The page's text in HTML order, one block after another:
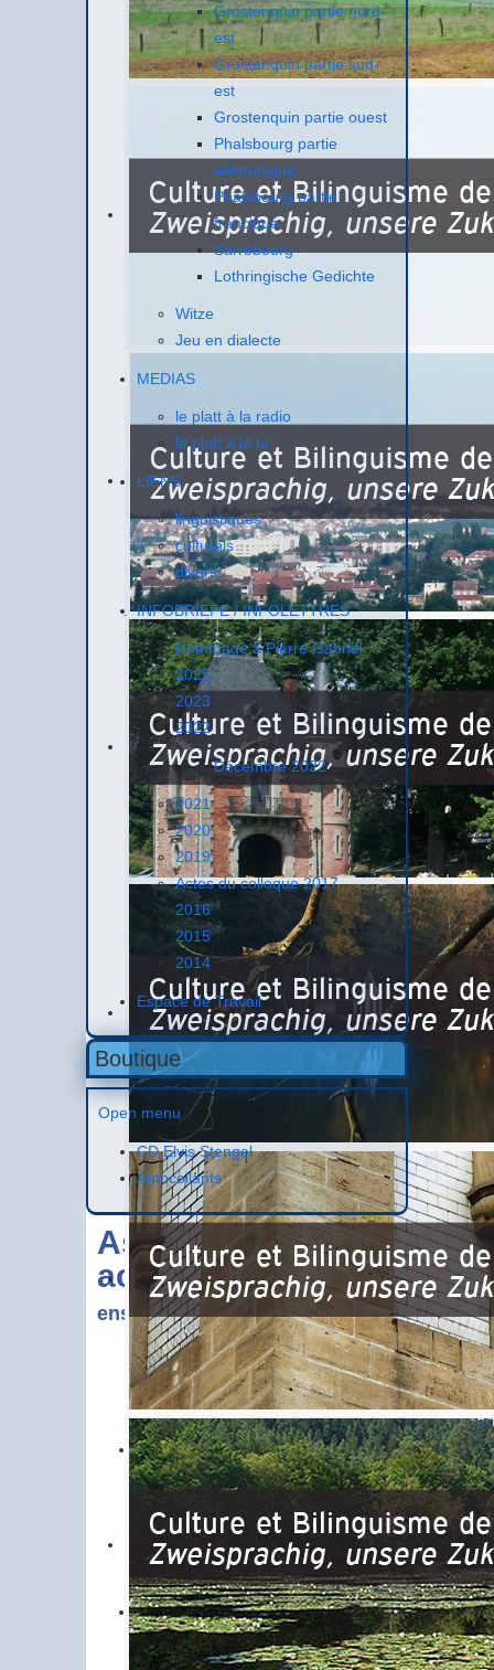
Grostenquin partie nord-
est
Grostenquin partie sud-
est
Grostenquin partie ouest
Phalsbourg partie
alémanique
Phalsbourg partie
francique
Sarrebourg
Lothringische Gedichte
Witze
Jeu en dialecte
MEDIAS
le platt à la radio
le platt à la tv
LIENS
linguistiques
culturels
divers
INFOBRIEFE / INFOLETTRES
Hommage à Pierre Gabriel
2025
2023
2022
Décembre 2022
2021
2020
2019
Actes du colloque 2017
2016
2015
2014
Espace de Travail
Boutique
Open menu
CD Elvis Stengel
Autocollants
Associations
actives dans l'
enseignement paritaire bilingue
ABIFA 57 (Association pour le
bilinguisme franco-allemand en
BIPASS (association des parents
d'élèves de l'école ABCM de la Blies)